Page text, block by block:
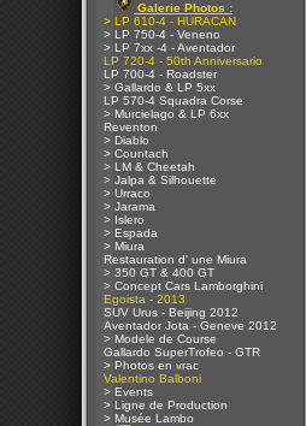
Galerie Photos :
> LP 610-4 - HURACAN
> LP 750-4 - Veneno
> LP 7xx -4 - Aventador
LP 720-4 - 50th Anniversario
LP 700-4 - Roadster
> Gallardo & LP 5xx
LP 570-4 Squadra Corse
> Murcielago & LP 6xx
Reventon
> Diablo
> Countach
> LM & Cheetah
> Jalpa & Silhouette
> Urraco
> Jarama
> Islero
> Espada
> Miura
Restauration d' une Miura
> 350 GT & 400 GT
> Concept Cars Lamborghini
Egoista - 2013
SUV Urus - Beijing 2012
Aventador Jota - Geneve 2012
> Modele de Course
Gallardo SuperTrofeo - GTR
> Photos en vrac
Valentino Balboni
> Events
> Ligne de Production
> Musée Lambo